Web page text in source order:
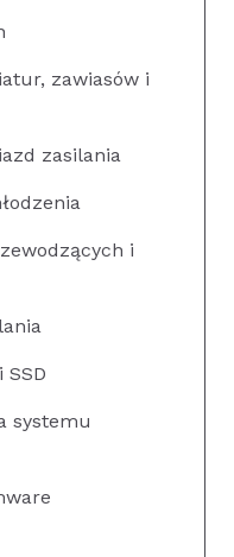
zawiasów i
zasilania
i
SSD
systemu